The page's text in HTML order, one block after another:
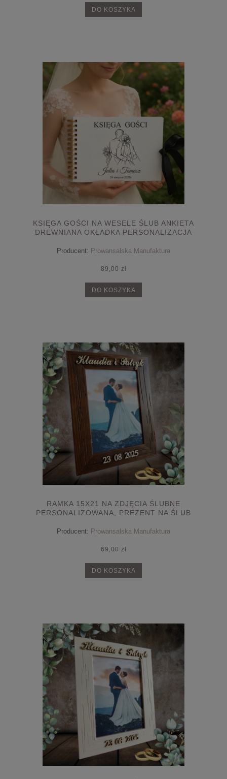
DO KOSZYKA
KSIĘGA GOŚCI NA WESELE ŚLUB ANKIETA
DREWNIANA OKŁADKA PERSONALIZACJA
Producent: Prowansalska Manufaktura
89,00 zł
DO KOSZYKA
RAMKA 15X21 NA ZDJĘCIA ŚLUBNE
PERSONALIZOWANA, PREZENT NA ŚLUB
Producent: Prowansalska Manufaktura
69,00 zł
DO KOSZYKA